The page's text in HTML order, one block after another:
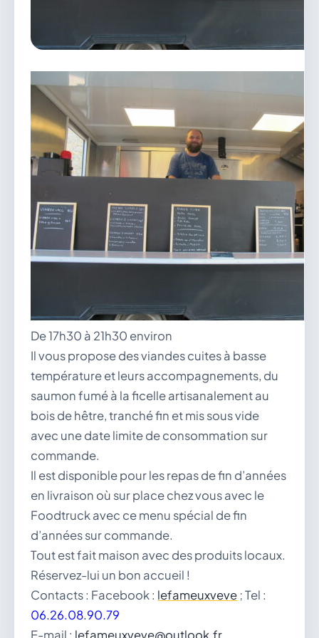
mairie@douvres.fr
140 Place de la Babillière, 01500 Douvres
Contacter la mairie
publier une annonce
De 17h30 à 21h30 environ
Il vous propose des viandes cuites à basse
température et leurs accompagnements, du
saumon fumé à la ficelle artisanalement au
bois de hêtre, tranché fin et mis sous vide
avec une date limite de consommation sur
commande.
Il est disponible pour les repas de fin d’années
en livraison où sur place chez vous avec le
Foodtruck avec ce menu spécial de fin
d’années sur commande.
Tout est fait maison avec des produits locaux.
Réservez-lui un bon accueil !
Contacts : Facebook : lefameuxveve ; Tel :
06.26.08.90.79
E-mail : lefameuxveve@outlook.fr